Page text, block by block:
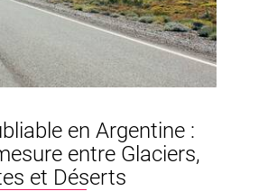
en Argentine :
entre Glaciers,
et Déserts